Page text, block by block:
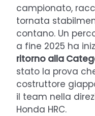
campionato,
tornata
contano. Un
a fine 2025 ha
ritorno alla
stato la prova
costruttore
il team nella
Honda HRC.